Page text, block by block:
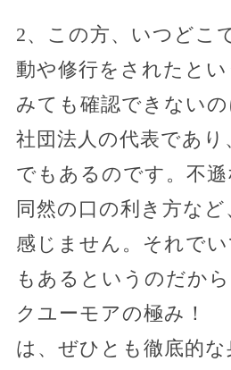
2、この方、いつどこ
動や修行をされたと
みても確認できない
社団法人の代表であり
でもあるのです。不
同然の口の利き方な
感じません。それで
もあるというのだか
クユーモアの極み！
は、ぜひとも徹底的